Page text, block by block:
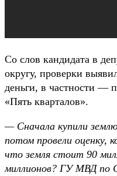
Со слов кандидата в
округу, проверки
деньги, в частности —
«Пять кварталов».
— Сначала купили
потом провели оценку,
что земля стоит 90
миллионов? ГУ МВД по